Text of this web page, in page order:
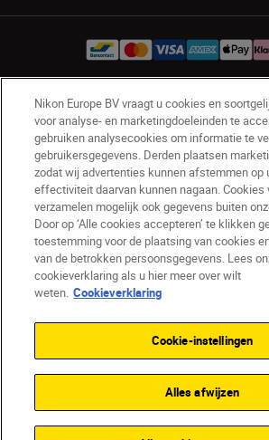
BE(nl) Nikon Sites
Contact opnemen
Privacyverklaring
Gebruiksvoorwaarden
Nikon Store - Algemene voorwaarden
Cookieverklaring
Toegankelijkheid
Cookie-instellingen
© 2026 Nikon
Nikon Europe BV vraagt u cookies en
voor analyse- en marketingdoeleinden te
gebruiken analysecookies om informatie te
gebruikersgegevens. Derden plaatsen
zodat wij advertenties kunnen afstemmen op
effectiviteit daarvan kunnen nagaan. Cookies
verzamelen mogelijk ook gegevens buiten
Door op ‘Alle cookies accepteren’ te klikken
toestemming voor de plaatsing van cookies
van de betrokken persoonsgegevens. Lees
cookieverklaring als u hier meer over wilt
weten. Cookieverklaring
Cookie-instellingen
Alles afwijzen